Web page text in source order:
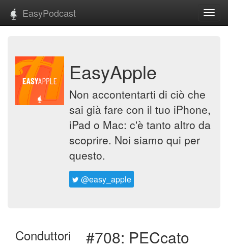
EasyPodcast
EasyApple
Non accontentarti di ciò che
sai già fare con il tuo iPhone,
iPad o Mac: c'è tanto altro da
scoprire. Noi siamo qui per
questo.
@easy_apple
Conduttori #708: PECcato